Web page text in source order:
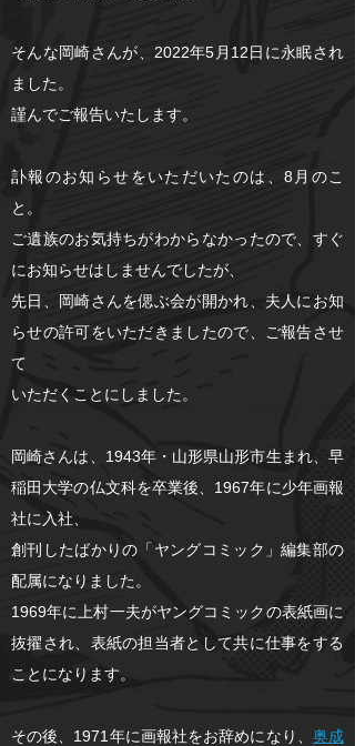
そんな岡崎さんが、2022年5月12日に永眠され
ました。
謹んでご報告いたします。
訃報のお知らせをいただいたのは、8月のこ
と。
ご遺族のお気持ちがわからなかったので、すぐ
にお知らせはしませんでしたが、
先日、岡崎さんを偲ぶ会が開かれ、夫人にお知
らせの許可をいただきましたので、ご報告させ
て
いただくことにしました。
岡崎さんは、1943年・山形県山形市生まれ、早
稲田大学の仏文科を卒業後、1967年に少年画報
社に入社、
創刊したばかりの「ヤングコミック」編集部の
配属になりました。
1969年に上村一夫がヤングコミックの表紙画に
抜擢され、表紙の担当者として共に仕事をする
ことになります。
その後、1971年に画報社をお辞めになり、 奥成